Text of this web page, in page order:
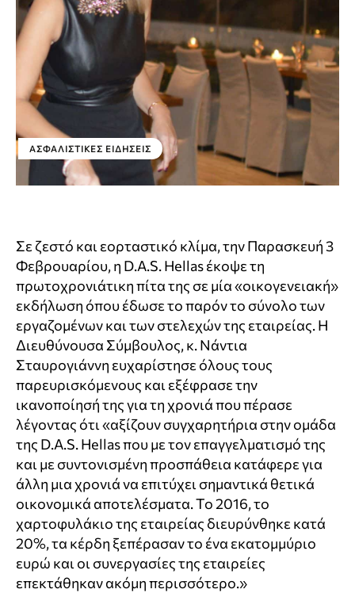
ΑΣΦΑΛΙΣΤΙΚΕΣ ΕΙΔΗΣΕΙΣ
Σε ζεστό και εορταστικό κλίμα, την Παρασκευή 3
Φεβρουαρίου, η D.A.S. Hellas έκοψε τη
πρωτοχρονιάτικη πίτα της σε μία «οικογενειακή»
εκδήλωση όπου έδωσε το παρόν το σύνολο των
εργαζομένων και των στελεχών της εταιρείας. Η
Διευθύνουσα Σύμβουλος, κ. Νάντια
Σταυρογιάννη ευχαρίστησε όλους τους
παρευρισκόμενους και εξέφρασε την
ικανοποίησή της για τη χρονιά που πέρασε
λέγοντας ότι «αξίζουν συγχαρητήρια στην ομάδα
της D.A.S. Hellas που με τον επαγγελματισμό της
και με συντονισμένη προσπάθεια κατάφερε για
άλλη μια χρονιά να επιτύχει σημαντικά θετικά
οικονομικά αποτελέσματα. Το 2016, το
χαρτοφυλάκιο της εταιρείας διευρύνθηκε κατά
20%, τα κέρδη ξεπέρασαν το ένα εκατομμύριο
ευρώ και οι συνεργασίες της εταιρείες
επεκτάθηκαν ακόμη περισσότερο.»